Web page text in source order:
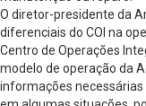
O diretor-presidente da
diferenciais do COI na
Centro de Operações
modelo de operação da
informações necessárias